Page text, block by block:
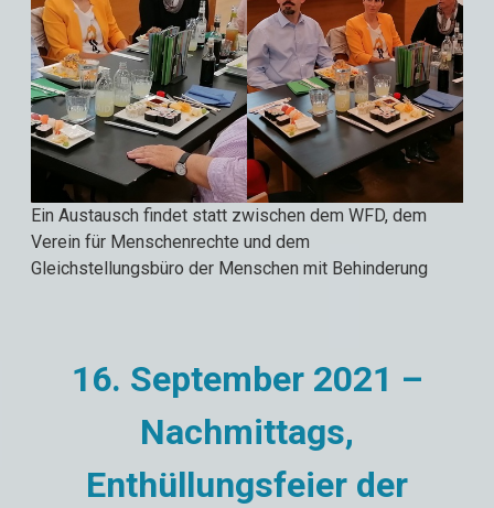
Ein Austausch findet statt zwischen dem WFD, dem
Verein für Menschenrechte und dem
Gleichstellungsbüro der Menschen mit Behinderung
16. September 2021 –
Nachmittags,
Enthüllungsfeier der